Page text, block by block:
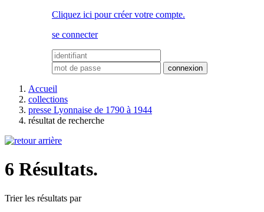
Cliquez ici pour créer votre compte.
se connecter
Accueil
collections
presse Lyonnaise de 1790 à 1944
résultat de recherche
6 Résultats.
Trier les résultats par